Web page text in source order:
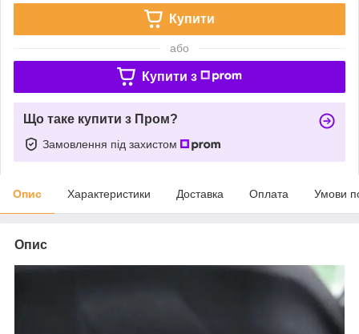
Купити
або
Купити з
Що таке купити з Пром?
Замовлення під захистом
Опис Характеристики Доставка Оплата Умови
Опис